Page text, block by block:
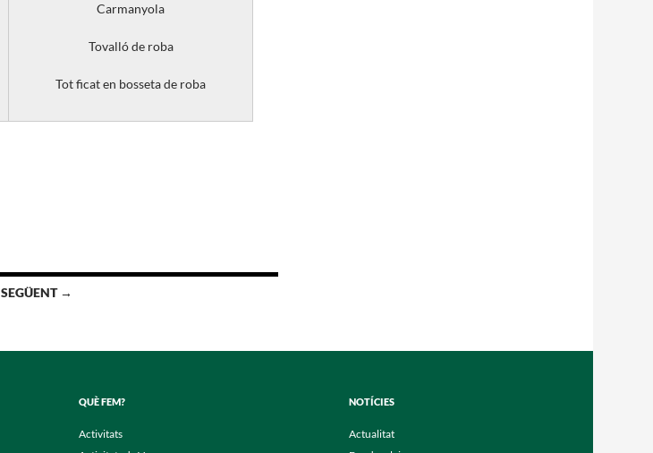
Carmanyola
Tovalló de roba
Tot ficat en bosseta de roba
SEGÜENT →
QUÈ FEM?
Activitats
NOTÍCIES
Actualitat